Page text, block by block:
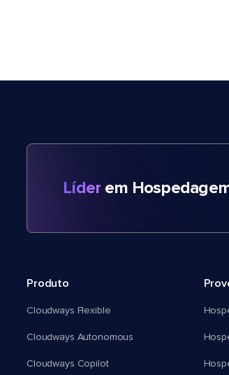
Líder em
Produto
Cloudways Flexible
Cloudways Autonomous
Cloudways Copilot